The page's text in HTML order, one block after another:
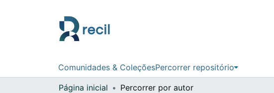
Comunidades & ColeçõesPercorrer repositório
Página inicial Percorrer por autor